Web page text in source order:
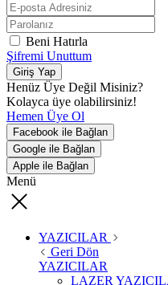
Beni Hatırla
Şifremi Unuttum
Giriş Yap
Henüz Üye Değil Misiniz?
Kolayca üye olabilirsiniz!
Hemen Üye Ol
Facebook ile Bağlan
Google ile Bağlan
Apple ile Bağlan
Menü
YAZICILAR
Geri Dön
YAZICILAR
LAZER